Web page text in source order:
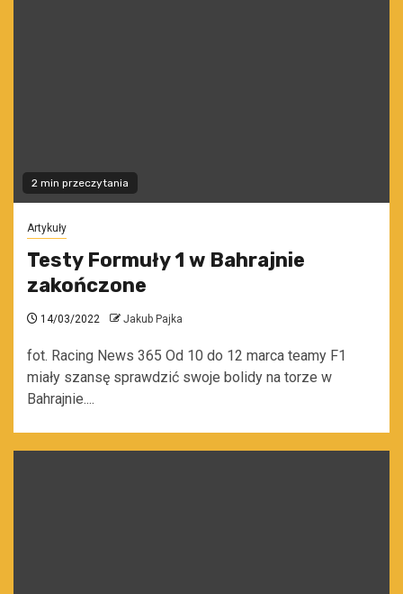
2 min przeczytania
Artykuły
Testy Formuły 1 w Bahrajnie
zakończone
14/03/2022 Jakub Pajka
fot. Racing News 365 Od 10 do 12 marca teamy F1
miały szansę sprawdzić swoje bolidy na torze w
Bahrajnie....